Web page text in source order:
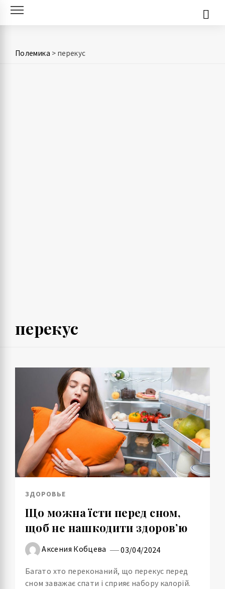
Skip
Полемика > перекус
перекус
ЗДОРОВЬЕ
Що можна їсти перед сном,
щоб не нашкодити здоров’ю
Аксения Кобцева 03/04/2024
Багато хто переконаний, що перекус перед
сном заважає спати і сприяє набору калорій.